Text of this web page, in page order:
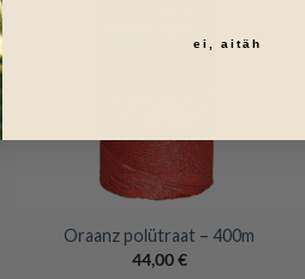
Oraanz polütraat – 400m
44,00€
ei, aitäh